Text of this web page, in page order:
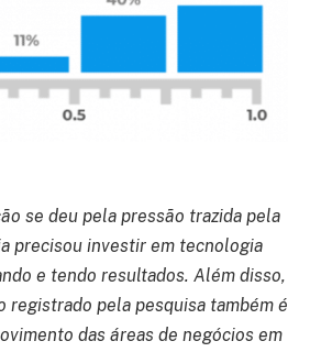
se deu pela pressão trazida pela
precisou investir em tecnologia
e tendo resultados. Além disso,
registrado pela pesquisa também é
das áreas de negócios em